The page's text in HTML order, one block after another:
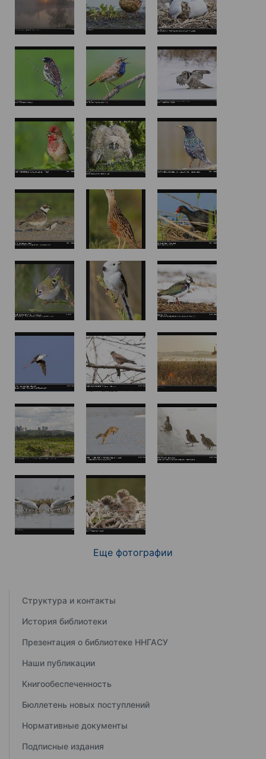
Еще фотографии
Структура и контакты
История библиотеки
Презентация о библиотеке ННГАСУ
Наши публикации
Книгообеспеченность
Бюллетень новых поступлений
Нормативные документы
Подписные издания